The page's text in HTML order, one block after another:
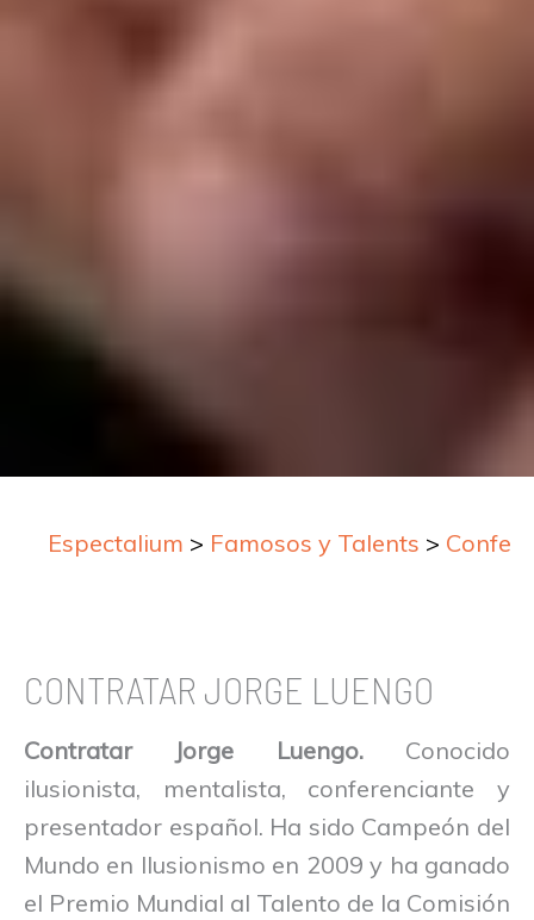
Espectalium > Famosos y Talents >
CONTRATAR JORGE LUENGO
Contratar Jorge Luengo. Conocido
ilusionista, mentalista, conferenciante y
presentador español. Ha sido Campeón del
Mundo en Ilusionismo en 2009 y ha ganado
el Premio Mundial al Talento de la Comisión